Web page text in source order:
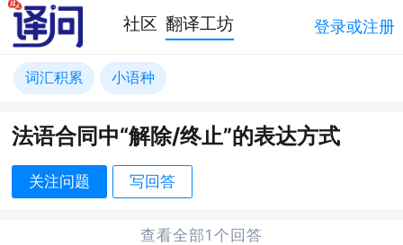
社区 翻译工坊 登录或注册
词汇积累 小语种
法语合同中“解除/终止”的表达方式
关注问题 写回答
查看全部1个回答